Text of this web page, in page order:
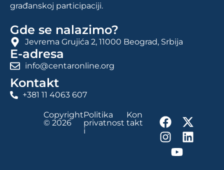
građanskoj participaciji.
Gde se nalazimo?
Jevrema Grujića 2, 11000 Beograd, Srbija
E-adresa
info@centaronline.org
Kontakt
+381 11 4063 607
Copyright
© 2026
Politika
privatnost
i
Kon
takt